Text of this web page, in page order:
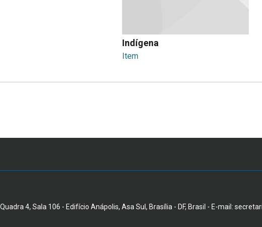
Indígena
Item
4, Sala 106 - Edifício Anápolis, Asa Sul, Brasília - DF, Brasil - E-mail: